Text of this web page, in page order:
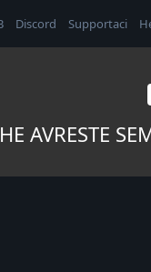
Discord Supportaci
AVRESTE